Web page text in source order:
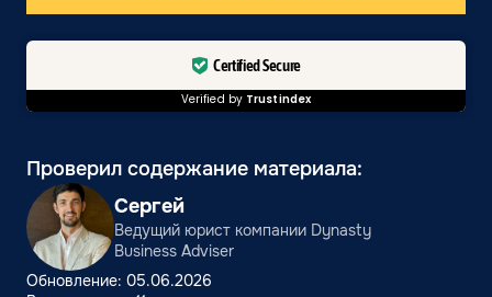
Certified Secure
Verified by Trustindex
Проверил содержание материала:
Сергей
Ведущий юрист компании Dynasty
Business Adviser
Обновление: 05.06.2026